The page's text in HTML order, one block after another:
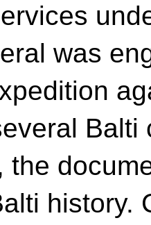
was
Balti
the
history.